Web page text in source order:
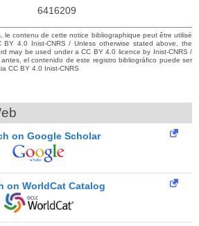
6416209
le contenu de cette notice bibliographique peut être utilisé
BY 4.0 Inist-CNRS / Unless otherwise stated above, the
may be used under a CC BY 4.0 licence by Inist-CNRS /
el contenido de este registro bibliográfico puede ser
CC BY 4.0 Inist-CNRS
on Google Scholar
on WorldCat Catalog